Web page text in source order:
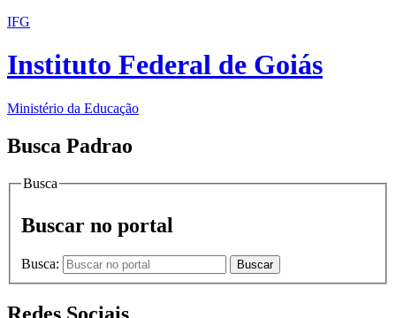
IFG
Instituto Federal de Goiás
Ministério da Educação
Busca Padrao
Busca
Buscar no portal
Busca: Buscar